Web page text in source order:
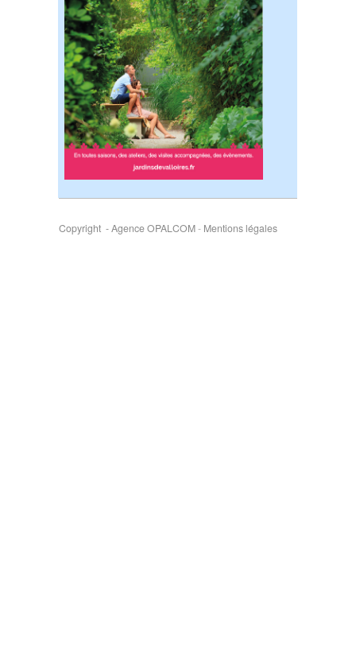
Copyright - Agence OPALCOM- Mentions légales